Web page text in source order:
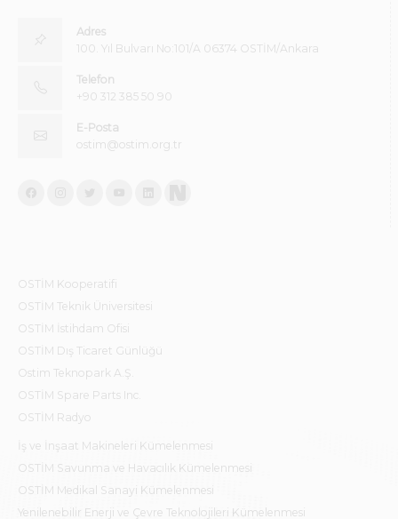
Adres
100. Yıl Bulvarı No:101/A 06374 OSTİM/Ankara
Telefon
+90 312 385 50 90
E-Posta
ostim@ostim.org.tr
OSTİM Kooperatifi
OSTİM Teknik Üniversitesi
OSTİM İstihdam Ofisi
OSTİM Dış Ticaret Günlüğü
Ostim Teknopark A.Ş.
OSTİM Spare Parts Inc.
OSTİM Radyo
İş ve İnşaat Makineleri Kümelenmesi
OSTİM Savunma ve Havacılık Kümelenmesi
OSTİM Medikal Sanayi Kümelenmesi
Yenilenebilir Enerji ve Çevre Teknolojileri Kümelenmesi